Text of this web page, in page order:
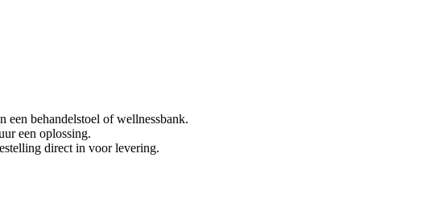
een behandelstoel of wellnessbank.
een oplossing.
direct in voor levering.